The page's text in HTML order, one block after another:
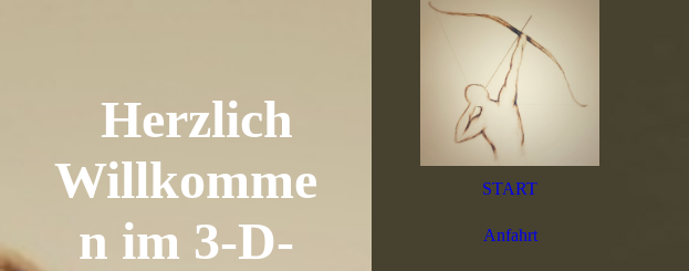
Herzlich
Willkomme
n im 3-D-
START
Anfahrt